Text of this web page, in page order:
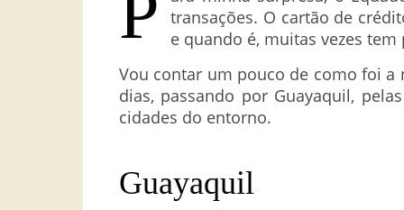
transações. O cartão de
e quando é, muitas vezes tem
Vou contar um pouco de como foi a
dias, passando por Guayaquil,
cidades do entorno.
Guayaquil